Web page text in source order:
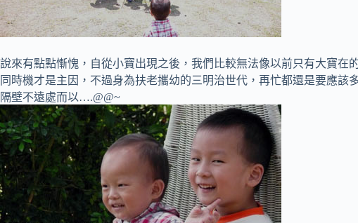
說來有點點慚愧，自從小寶出現之後，我們比較無法像以前只有大寶
同時機才是主因，不過身為扶老攜幼的三明治世代，再忙都還是要應
隔壁不遠處而以….@@~